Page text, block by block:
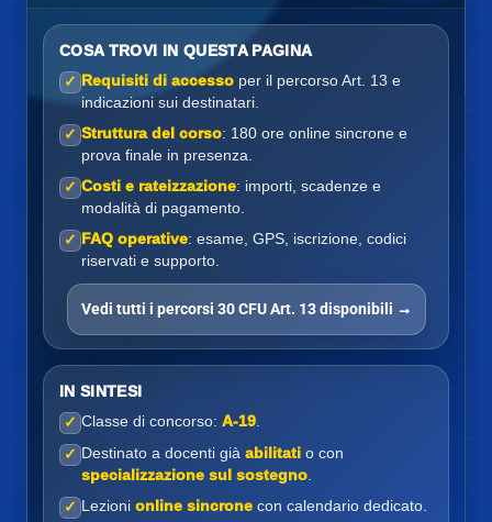
COSA TROVI IN QUESTA PAGINA
✓ Requisiti di accesso per il percorso Art. 13 e
indicazioni sui destinatari.
✓ Struttura del corso: 180 ore online sincrone e
prova finale in presenza.
✓ Costi e rateizzazione: importi, scadenze e
modalità di pagamento.
✓ FAQ operative: esame, GPS, iscrizione, codici
riservati e supporto.
Vedi tutti i percorsi 30 CFU Art. 13 disponibili →
IN SINTESI
✓ Classe di concorso: A-19
✓ Destinato a docenti già abilitati o con
specializzazione sul sostegno
✓ Lezioni online sincrone con calendario dedicato.